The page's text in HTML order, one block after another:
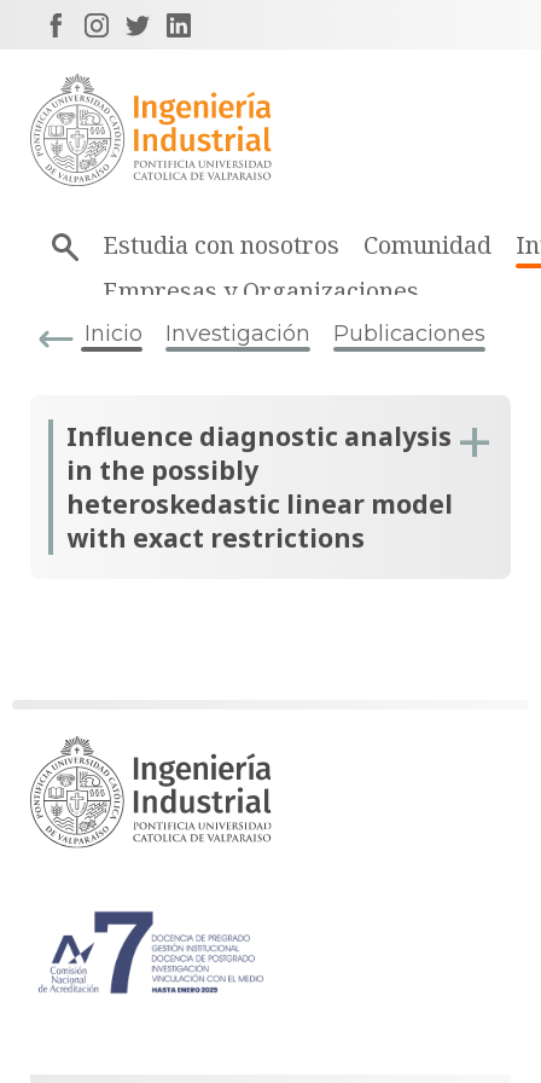
Estudia con nosotros Comunidad
Empresas y Organizaciones
Inicio Investigación Publicaciones
Influence diagnostic analysis
in the possibly
heteroskedastic linear model
with exact restrictions